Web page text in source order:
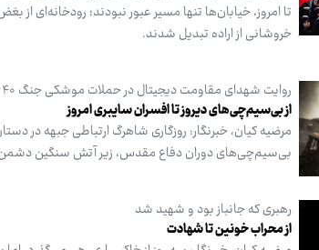
تا امروز، خیابان‌ها تنها مسیر عبور نبودند؛ رودخانه‌ای
خروشانی از اراده تبدیل شدند.
روایت شهدای مقاومت دیجیتال در حملات موشکی جنگ ۴۰ روزه
از بی‌سیم‌چی‌های دیروز تا افسران سایبری امروز
مرضیه کیان، خبرنگار: روزگاری شاهرگ ارتباطی جبهه در
بی‌سیم‌چی‌های دوران دفاع مقدس، زیر آتش سنگین دشمن،
رهبری که جانباز بود و شهید شد
از محراب خونین تا شهادت